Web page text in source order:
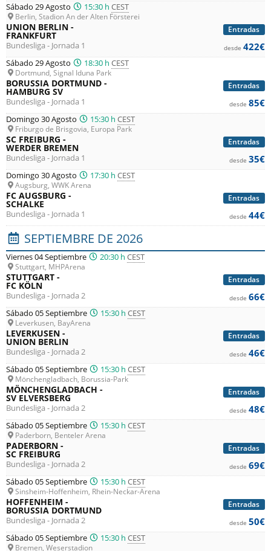
Sábado 29 Agosto 15:30 hCEST
Berlin, Stadion An der Alten Försterei
Entradas
UNION BERLIN -
FRANKFURT
Bundesliga - Jornada 1 desde 422€
Sábado 29 Agosto 18:30 hCEST
Dortmund, Signal Iduna Park
Entradas
BORUSSIA DORTMUND -
HAMBURG SV
Bundesliga - Jornada 1 desde 85€
Domingo 30 Agosto 15:30 hCEST
Friburgo de Brisgovia, Europa Park
Entradas
SC FREIBURG -
WERDER BREMEN
Bundesliga - Jornada 1 desde 35€
Domingo 30 Agosto 17:30 hCEST
Augsburg, WWK Arena
Entradas
FC AUGSBURG -
SCHALKE
Bundesliga - Jornada 1 desde 44€
SEPTIEMBRE DE 2026
Viernes 04 Septiembre 20:30 hCEST
Stuttgart, MHPArena
Entradas
STUTTGART -
FC KÖLN
Bundesliga - Jornada 2 desde 66€
Sábado 05 Septiembre 15:30 hCEST
Leverkusen, BayArena
Entradas
LEVERKUSEN -
UNION BERLIN
Bundesliga - Jornada 2 desde 46€
Sábado 05 Septiembre 15:30 hCEST
Mönchengladbach, Borussia-Park
Entradas
MÖNCHENGLADBACH -
SV ELVERSBERG
Bundesliga - Jornada 2 desde 48€
Sábado 05 Septiembre 15:30 hCEST
Paderborn, Benteler Arena
Entradas
PADERBORN -
SC FREIBURG
Bundesliga - Jornada 2 desde 69€
Sábado 05 Septiembre 15:30 hCEST
Sinsheim-Hoffenheim, Rhein-Neckar-Arena
Entradas
HOFFENHEIM -
BORUSSIA DORTMUND
Bundesliga - Jornada 2 desde 50€
Sábado 05 Septiembre 15:30 hCEST
Bremen, Weserstadion